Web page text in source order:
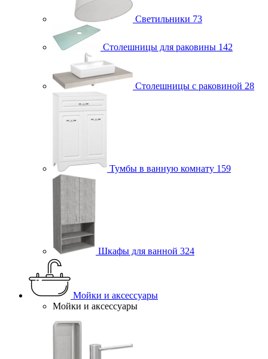
Светильники 73
Столешницы для раковины 142
Столешницы с раковиной 28
Тумбы в ванную комнату 159
Шкафы для ванной 324
Мойки и аксессуары
Мойки и аксессуары